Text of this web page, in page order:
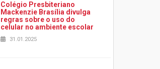
Colégio Presbiteriano
Mackenzie Brasília divulga
regras sobre o uso do
celular no ambiente escolar
31.01.2025